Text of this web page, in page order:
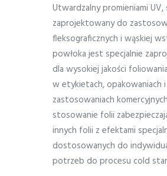
Utwardzalny promieniami UV,
zaprojektowany do
fleksograficznych i wąskiej
powłoka jest specjalnie
dla wysokiej jakości
w etykietach, opakowaniach i
zastosowaniach
stosowanie folii
innych folii z efektami
dostosowanych do
potrzeb do procesu cold